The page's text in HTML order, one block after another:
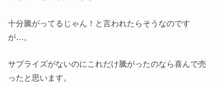
十分騰がってるじゃん！と言われたらそうなのです
が…。
サプライズがないのにこれだけ騰がったのなら喜んで売
ったと思います。